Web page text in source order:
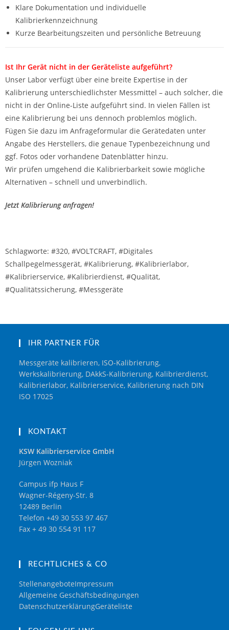
Klare Dokumentation und individuelle
Kalibrierkennzeichnung
Kurze Bearbeitungszeiten und persönliche Betreuung
Ist Ihr Gerät nicht in der Geräteliste aufgeführt?
Unser Labor verfügt über eine breite Expertise in der
Kalibrierung unterschiedlichster Messmittel – auch solcher, die
nicht in der Online-Liste aufgeführt sind. In vielen Fällen ist
eine Kalibrierung bei uns dennoch problemlos möglich.
Fügen Sie dazu im Anfrageformular die Gerätedaten unter
Angabe des Herstellers, die genaue Typenbezeichnung und
ggf. Fotos oder vorhandene Datenblätter hinzu.
Wir prüfen umgehend die Kalibrierbarkeit sowie mögliche
Alternativen – schnell und unverbindlich.
Jetzt Kalibrierung anfragen!
Schlagworte: #320, #VOLTCRAFT, #Digitales
Schallpegelmessgerät, #Kalibrierung, #Kalibrierlabor,
#Kalibrierservice, #Kalibrierdienst, #Qualität,
#Qualitätssicherung, #Messgeräte
IHR PARTNER FÜR
Messgeräte kalibrieren, ISO-Kalibrierung,
Werkskalibrierung, DAkkS-Kalibrierung, Kalibrierdienst,
Kalibrierlabor, Kalibrierservice, Kalibrierung nach DIN
ISO 17025
KONTAKT
KSW Kalibrierservice GmbH
Jürgen Wozniak
Campus ifp Haus F
Wagner-Régeny-Str. 8
12489 Berlin
Telefon +49 30 553 97 467
Fax + 49 30 554 91 117
RECHTLICHES & CO
StellenangeboteImpressum
Allgemeine Geschäftsbedingungen
DatenschutzerklärungGeräteliste